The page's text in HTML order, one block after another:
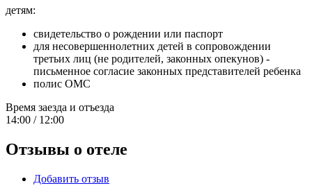
детям:
свидетельство о рождении или паспорт
для несовершеннолетних детей в сопровождении
третьих лиц (не родителей, законных опекунов) -
письменное согласие законных представителей ребенка
полис ОМС
Время заезда и отъезда
14:00 / 12:00
Отзывы о отеле
Добавить отзыв